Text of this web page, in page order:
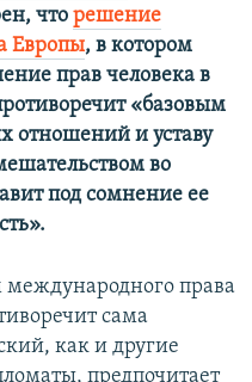
что решение
Европы, в котором
прав человека в
«базовым
и уставу
во
под сомнение ее
права
сама
как и другие
предпочитает